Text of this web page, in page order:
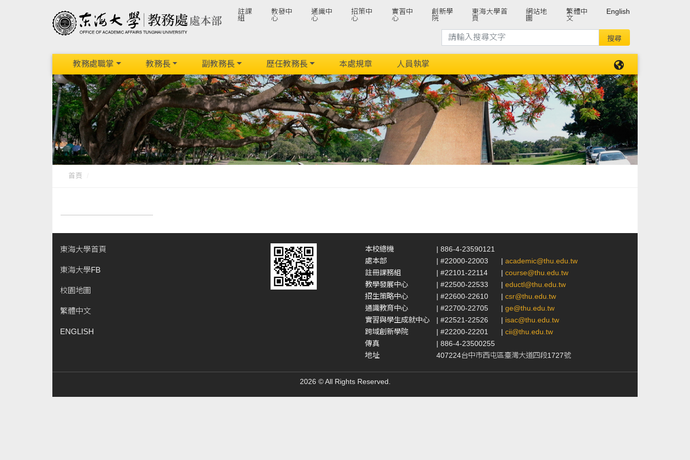
註課
組
教發中
心
通識中
心
招策中
心
實習中
心
創新學
院
東海大學首
頁
網站地
圖
繁體中
文
English
教務處職掌 教務長 副教務長 歷任教務長 本處規章 人員執掌
首頁
東海大學首頁
東海大學FB
校園地圖
繁體中文
ENGLISH
本校總機
| 886-4-23590121
處本部
| #22000-22003 | academic@thu.edu.tw
註冊課務組
| #22101-22114 | course@thu.edu.tw
教學發展中心
| #22500-22533 | eductl@thu.edu.tw
招生策略中心
| #22600-22610 | csr@thu.edu.tw
通識教育中心
| #22700-22705 | ge@thu.edu.tw
實習與學生成就中心
| #22521-22526 | isac@thu.edu.tw
跨域創新學院
| #22200-22201 | cii@thu.edu.tw
傳真
| 886-4-23500255
地址
407224台中市西屯區臺灣大道四段1727號
2026 © All Rights Reserved.